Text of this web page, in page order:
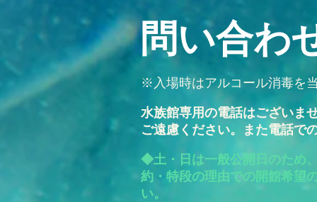
問い合わ
※入場時はアルコール消毒を
水族館専用の電話はございま
ご遠慮ください。また電話で
◆土・日は一般公開日のため
約・特段の理由での開館希望
い。